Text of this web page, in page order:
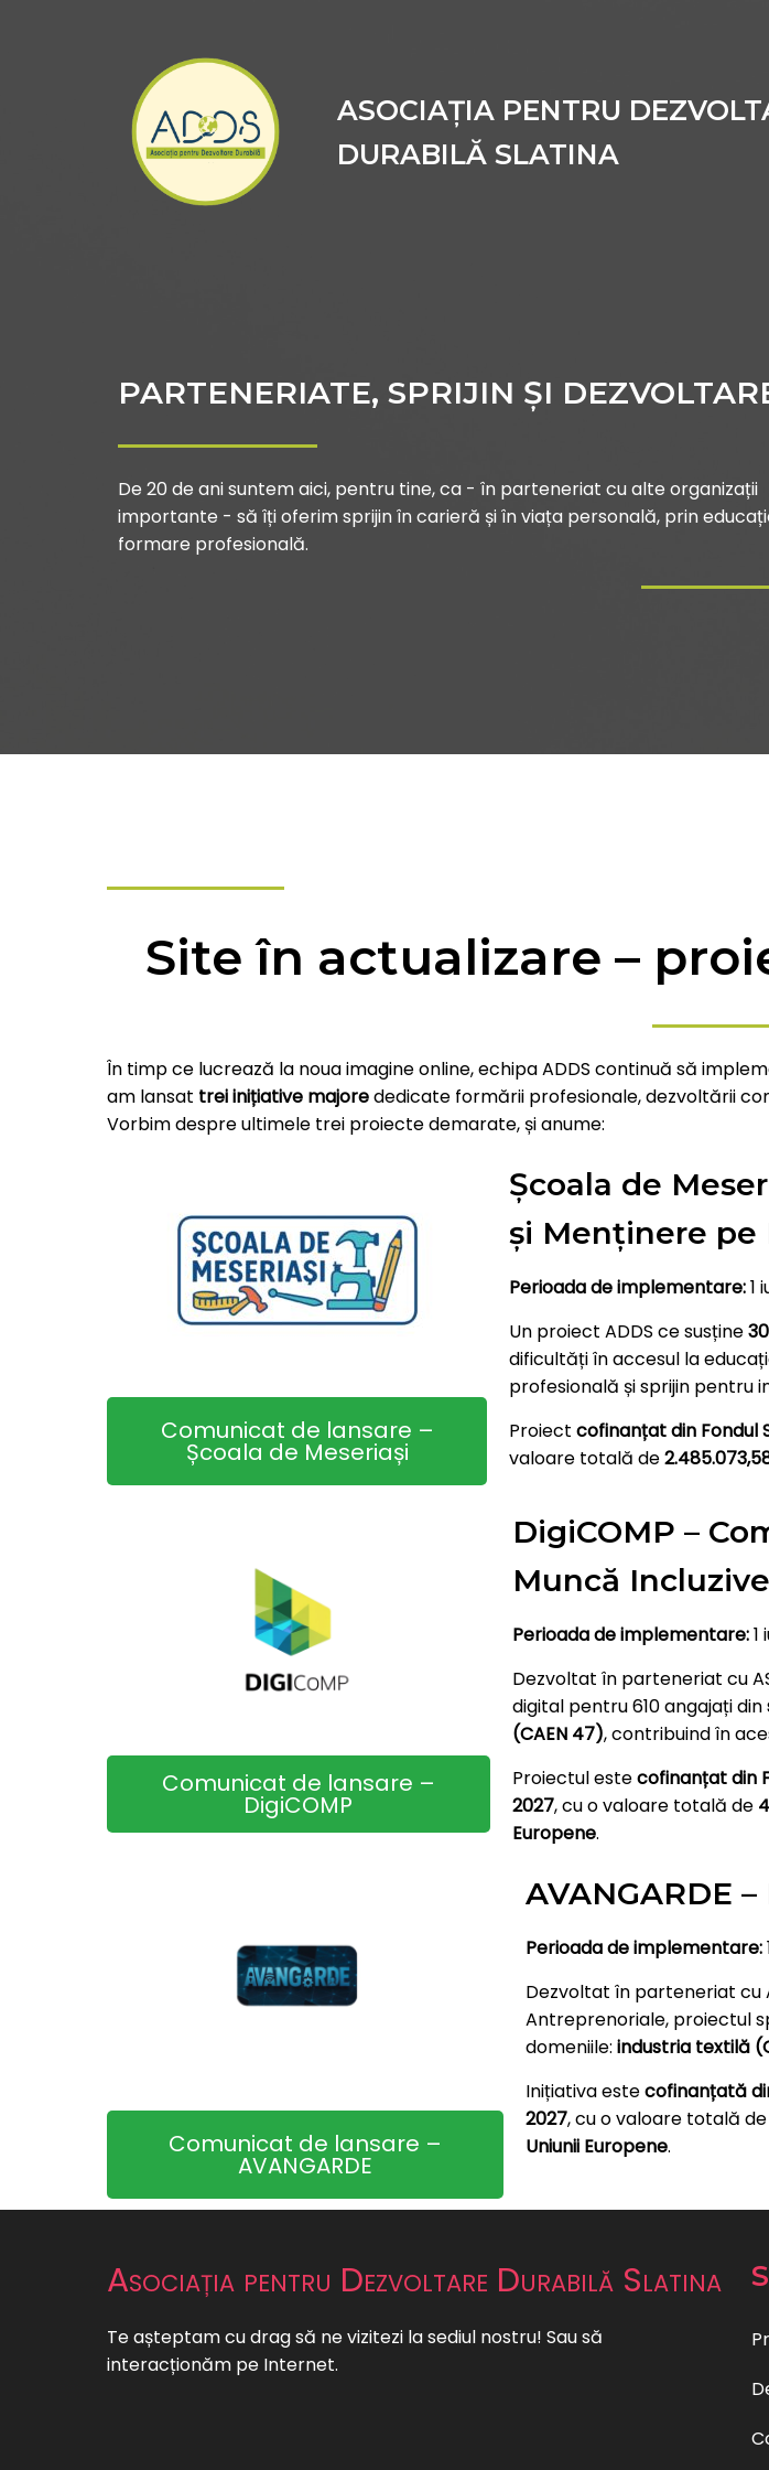
ASOCIAȚIA PENTRU
DURABILĂ SLATINA
PARTENERIATE, SPRIJIN ȘI
De 20 de ani suntem aici, pentru tine, ca - în parteneriat cu alte organizații
importante - să îți oferim sprijin în carieră și în viața personală, prin
formare profesională.
Site în actualizare –
În timp ce lucrează la noua imagine online, echipa ADDS continuă să
am lansat trei inițiative majorededicate formării profesionale, dezvoltării
Vorbim despre ultimele trei proiecte demarate, și anume:
Comunicat de lansare –
Școala de Meseriași
Școala de
și Menținere pe
Perioada de implementare:1
Un proiect ADDS ce susține
dificultăți în accesul la
profesională și sprijin pentru
Proiectcofinanțat din Fondul
valoare totală de
Comunicat de lansare –
DigiCOMP
DigiCOMP –
Muncă
Perioada de implementare:1
Dezvoltat în parteneriat cu
digital pentru 610 angajați din
(CAEN 47), contribuind în
Proiectul estecofinanțat din
2027, cu o valoare totală de
Europene.
Comunicat de lansare –
AVANGARDE
AVANGARDE
Perioada de implementare:
Dezvoltat în parteneriat cu
Antreprenoriale, proiectul
domeniile:industria textilă
Inițiativa estecofinanțată
2027, cu o valoare totală de
Uniunii Europene.
Asociația pentru Dezvoltare Durabilă Slatina
Te așteptam cu drag să ne vizitezi la sediul nostru! Sau să
interacționăm pe Internet.